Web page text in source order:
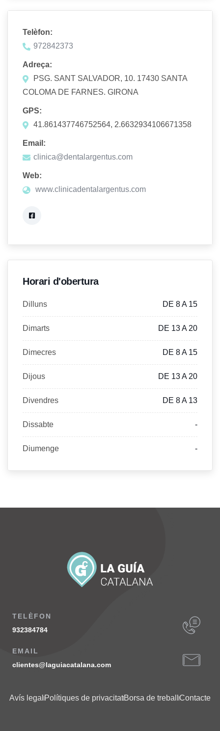
Telèfon:
972842373
Adreça:
PSG. SANT SALVADOR, 10. 17430 SANTA
COLOMA DE FARNES. GIRONA
GPS:
41.861437746752564, 2.6632934106671358
Email:
clinica@dentalargentus.com
Web:
www.clinicadentalargentus.com
Horari d'obertura
Dilluns DE 8 A 15
Dimarts DE 13 A 20
Dimecres DE 8 A 15
Dijous DE 13 A 20
Divendres DE 8 A 13
Dissabte -
Diumenge -
TELÈFON
932384784
EMAIL
clientes@laguiacatalana.com
Avís legal Polítiques de privacitatBorsa de treball Contacte